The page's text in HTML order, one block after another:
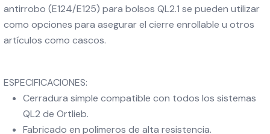
antirrobo (E124/E125) para bolsos QL2.1 se pueden utilizar
como opciones para asegurar el cierre enrollable u otros
artículos como cascos.
ESPECIFICACIONES:
Cerradura simple compatible con todos los sistemas
QL2 de Ortlieb.
Fabricado en polímeros de alta resistencia.